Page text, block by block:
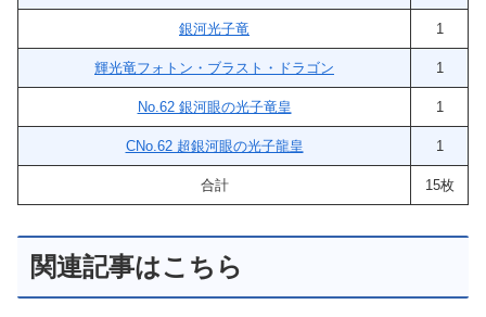
銀河光子竜 1
輝光竜フォトン・ブラスト・ドラゴン 1
No.62 銀河眼の光子竜皇 1
CNo.62 超銀河眼の光子龍皇 1
合計 15枚
関連記事はこちら